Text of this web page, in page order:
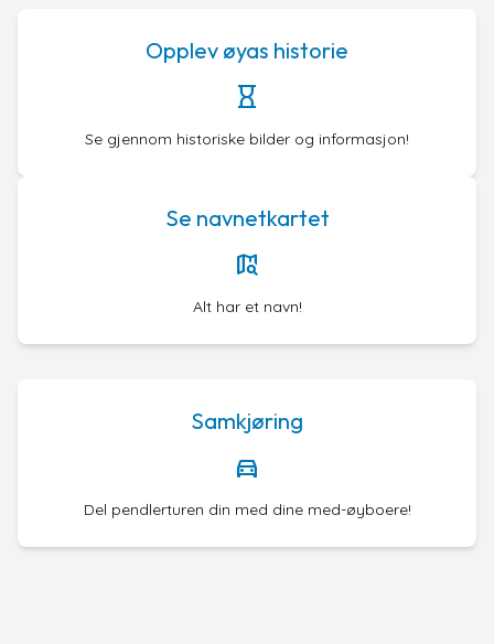
Opplev øyas historie
hourglass
Se gjennom historiske bilder og informasjon!
Se navnetkartet
map_search
Alt har et navn!
Samkjøring
directions_car
Del pendlerturen din med dine med-øyboere!